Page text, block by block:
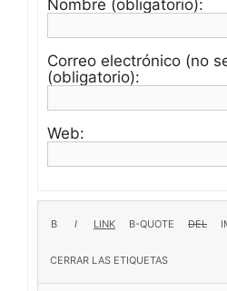
Nombre (obligatorio):
Correo electrónico (no
(obligatorio):
Web: